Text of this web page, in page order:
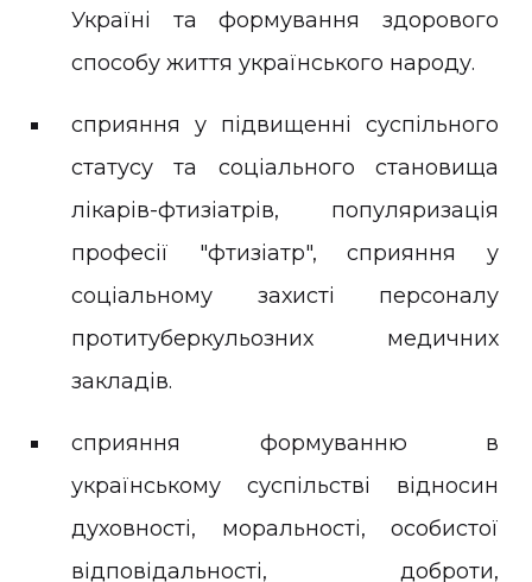
Україні та формування здорового
способу життя українського народу.
сприяння у підвищенні суспільного
статусу та соціального становища
лікарів-фтизіатрів, популяризація
професії "фтизіатр", сприяння у
соціальному захисті персоналу
протитуберкульозних медичних
закладів.
сприяння формуванню в
українському суспільстві відносин
духовності, моральності, особистої
відповідальності, доброти,